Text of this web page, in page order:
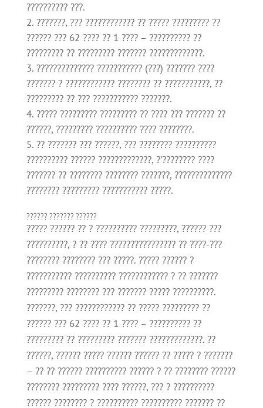
?????????? ???.
???????, ??? ???????????? ?? ????? ????????? ??
?????? ??? 62 ???? ?? 1 ???? – ?????????? ??
????????? ?? ????????? ??????? ?????????????.
?????????????? ??????????? (???) ??????? ????
??????? ? ???????????? ???????? ?? ???????????, ??
????????? ?? ??? ??????????? ???????.
????? ????????? ????????? ?? ???? ??? ??????? ??
??????, ????????? ?????????? ???? ????????.
?? ??????? ??? ??????, ??? ???????? ??????????
?????????? ?????? ?????????????, ?’???????? ????
??????? ?? ???????? ???????? ???????, ??????????????
???????? ????????? ??????????? ?????.
?????? ??????? ??????
????? ?????? ?? ? ?????????? ?????????, ?????? ???
??????????, ? ?? ???? ???????????????? ?? ????-???
???????? ???????? ??? ?????. ????? ?????? ?
??????????? ?????????? ???????????? ? ?? ???????
????????? ???????? ??? ??????? ????? ??????????.
???????, ??? ???????????? ?? ????? ????????? ??
?????? ??? 62 ???? ?? 1 ???? – ?????????? ??
????????? ?? ????????? ??????? ?????????????. ??
??????, ?????? ????? ?????? ?????? ?? ????? ? ???????
– ?? ?? ?????? ?????????? ?????? ? ?? ???????? ??????
???????? ????????? ???? ??????, ??? ? ??????????
?????? ???????? ? ?????????? ?????????? ??????? ??